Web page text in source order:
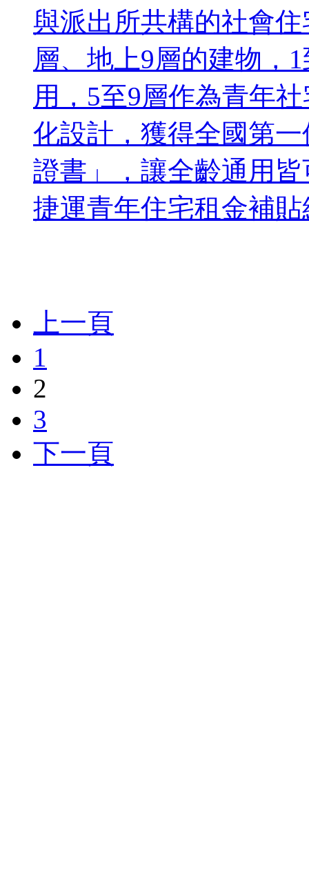
與派出所共構的社會
層、地上9層的建物，
用，5至9層作為青年
化設計，獲得全國第
證書」，讓全齡通用
捷運青年住宅租金補
上一頁
1
2
3
下一頁